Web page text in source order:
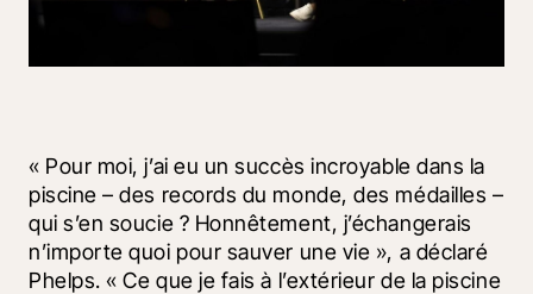
« Pour moi, j’ai eu un succès incroyable dans la
piscine – des records du monde, des médailles –
qui s’en soucie ? Honnêtement, j’échangerais
n’importe quoi pour sauver une vie », a déclaré
Phelps. « Ce que je fais à l’extérieur de la piscine